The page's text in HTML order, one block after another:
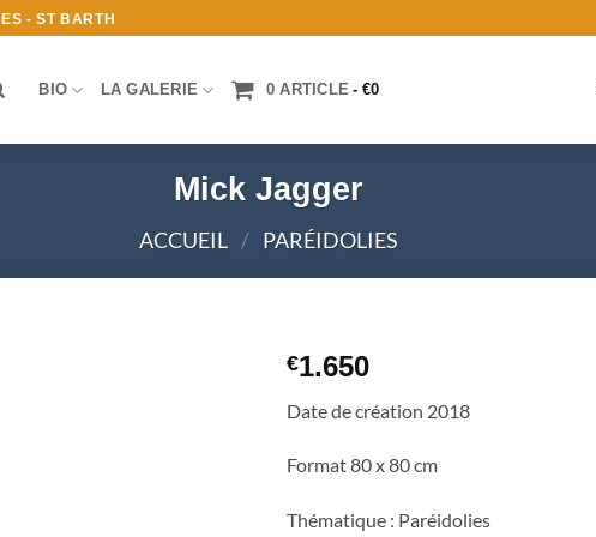
- ST BARTH
BIO LA GALERIE 0 ARTICLE €0
Mick Jagger
ACCUEIL / PARÉIDOLIES
€1.650
Date de création 2018
Format 80 x 80 cm
Thématique : Paréidolies